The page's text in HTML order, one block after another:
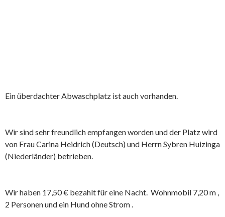
Ein überdachter Abwaschplatz ist auch vorhanden.
Wir sind sehr freundlich empfangen worden und der Platz wird
von Frau Carina Heidrich (Deutsch) und Herrn Sybren Huizinga
(Niederländer) betrieben.
Wir haben 17,50 € bezahlt für eine Nacht. Wohnmobil 7,20 m ,
2 Personen und ein Hund ohne Strom .